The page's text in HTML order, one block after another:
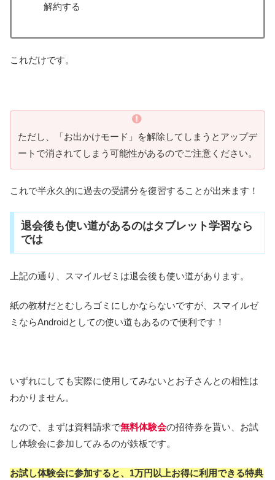
解約する
これだけです。
ただし、「お出かけモード」を解除してしまうとアップデ
ートで消されてしまう可能性があるのでご注意ください。
これで半永久的に過去の受講分を復習することが出来ます！
退会後も使い道があるのはタブレット学習なら
では
上記の通り、スマイルゼミは退会後も使い道があります。
紙の教材だとむしろゴミにしかならないですが、スマイルゼ
ミならAndroidとしての使い道もあるので便利です！
いずれにしても実際に使用してみないとお子さんとの相性は
わかりません。
なので、まずは資料請求で無料体験会の招待券を貰い、お試
し体験会に参加してみるのが鉄板です。
お試し体験会に参加すると、1万円以上お得に利用できる特典